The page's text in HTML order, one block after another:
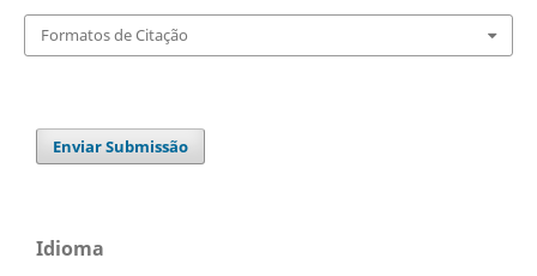
Formatos de Citação
Enviar Submissão
Idioma